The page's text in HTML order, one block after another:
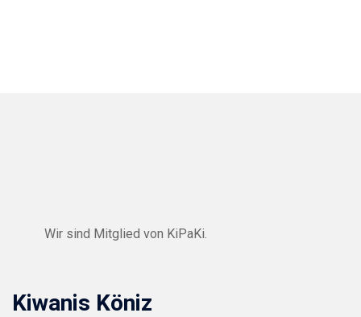
Wir sind Mitglied von KiPaKi
Kiwanis Köniz